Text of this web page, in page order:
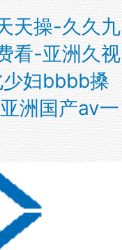
天操-久久九
看-亚洲久视
妇bbbb搡
洲国产av一